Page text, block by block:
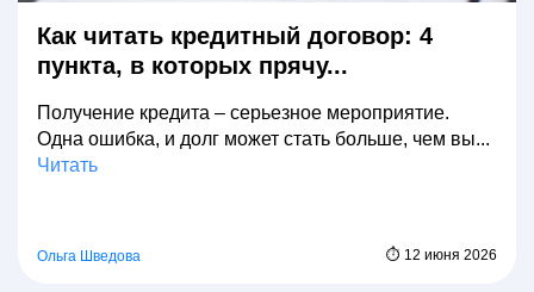
Как читать кредитный договор: 4
пункта, в которых прячу...
Получение кредита – серьезное мероприятие.
Одна ошибка, и долг может стать больше, чем вы...
Читать
Ольга Шведова ⏱ 12 июня 2026